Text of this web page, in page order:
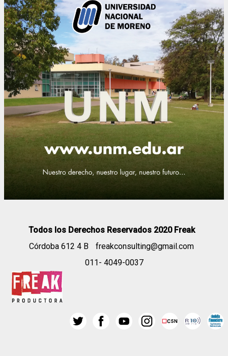
Todos los Derechos Reservados 2020 Freak
Córdoba 612 4 B
freakconsulting@gmail.com
011- 4049-0037